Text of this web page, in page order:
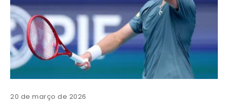
20 de março de 2026